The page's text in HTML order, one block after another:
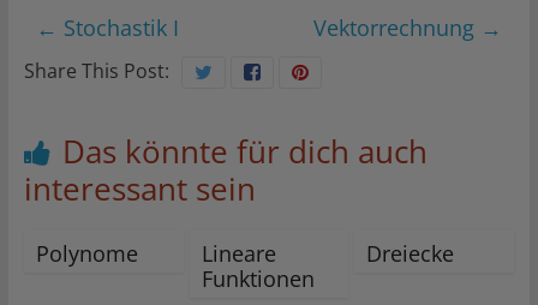
← Stochastik I Vektorrechnung →
Share This Post:
Das könnte für dich auch
interessant sein
Polynome
Lineare
Funktionen
Dreiecke